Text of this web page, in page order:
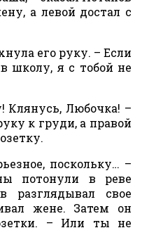
а левой достал с
его руку. – Если
школу, я с тобой не
Клянусь, Любочка! –
к груди, а правой
поскольку… –
потонули в реве
разглядывал свое
жене. Затем он
– Или ты не